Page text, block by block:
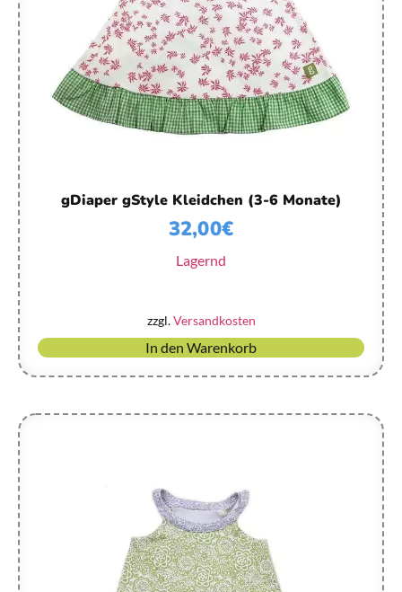
gDiaper gStyle Kleidchen (3-6 Monate)
32,00€
Lagernd
zzgl.Versandkosten
In den Warenkorb